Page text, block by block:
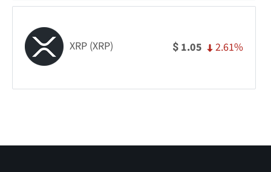
XRP (XRP) $ 1.05 2.61%